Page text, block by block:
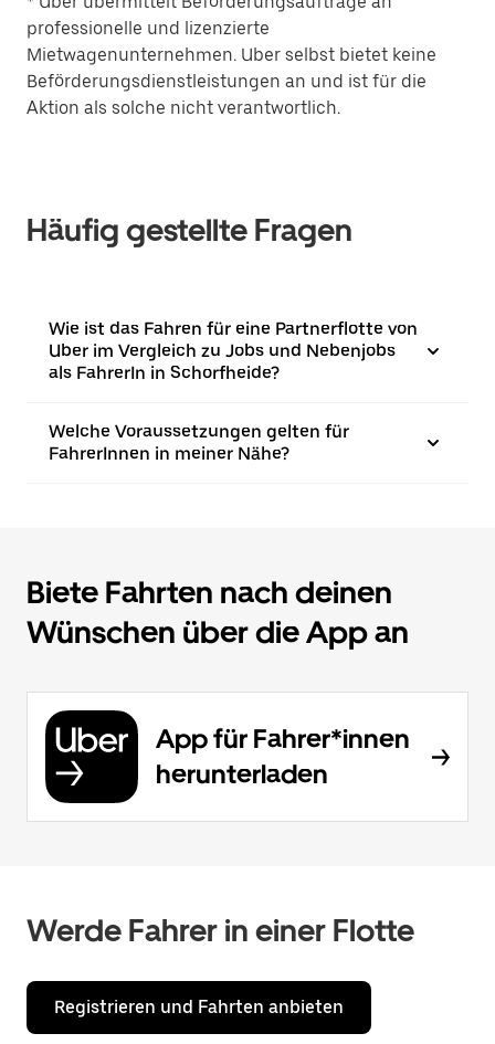
professionelle und lizenzierte
Mietwagenunternehmen. Uber selbst bietet keine
Beförderungsdienstleistungen an und ist für die
Aktion als solche nicht verantwortlich.
Häufig gestellte Fragen
Wie ist das Fahren für eine Partnerflotte von
Uber im Vergleich zu Jobs und Nebenjobs
als FahrerIn in Schorfheide?
Welche Voraussetzungen gelten für
FahrerInnen in meiner Nähe?
Biete Fahrten nach deinen
Wünschen über die App an
App für Fahrer*innen
herunterladen
Werde Fahrer in einer Flotte
Registrieren und Fahrten anbieten